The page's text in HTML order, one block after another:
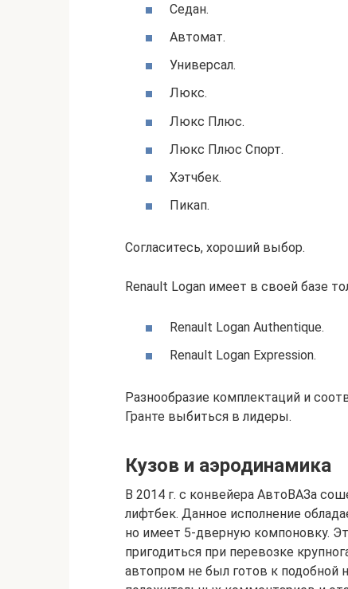
Седан.
Автомат.
Универсал.
Люкс.
Люкс Плюс.
Люкс Плюс Спорт.
Хэтчбек.
Пикап.
Согласитесь, хороший выбор.
Renault Logan имеет в своей базе
Renault Logan Authentique.
Renault Logan Expression.
Разнообразие комплектаций и
Гранте выбиться в лидеры.
Кузов и аэродинамика
В 2014 г. с конвейера АвтоВАЗа
лифтбек. Данное исполнение
но имеет 5-дверную компоновку.
пригодиться при перевозке
автопром не был готов к подобной